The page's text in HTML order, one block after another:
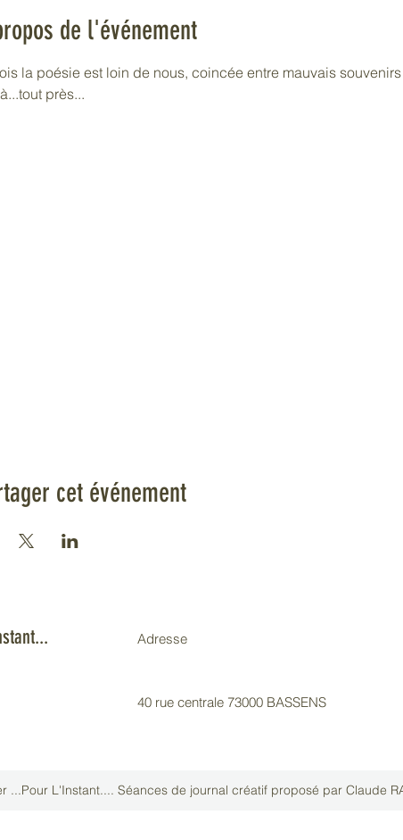
de l'événement
la poésie est loin de nous, coincée entre mauvais
près...
cet événement
Adresse
40 rue centrale 73000 BASSENS
...Pour L'Instant.... Séances de journal créatif proposé par Claude